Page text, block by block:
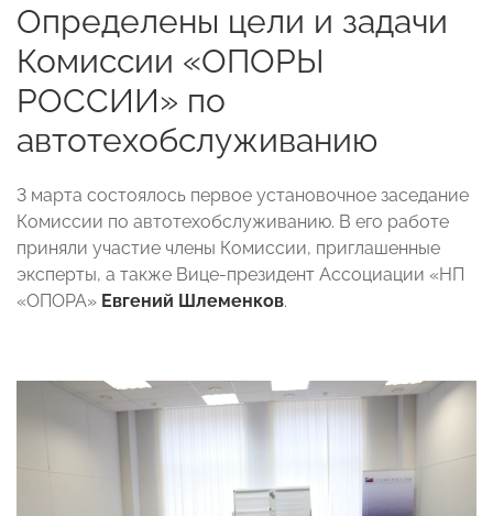
Определены цели и задачи
Комиссии «ОПОРЫ
РОССИИ» по
автотехобслуживанию
3 марта состоялось первое установочное заседание
Комиссии по автотехобслуживанию. В его работе
приняли участие члены Комиссии, приглашенные
эксперты, а также Вице-президент Ассоциации «НП
«ОПОРА» Евгений Шлеменков.